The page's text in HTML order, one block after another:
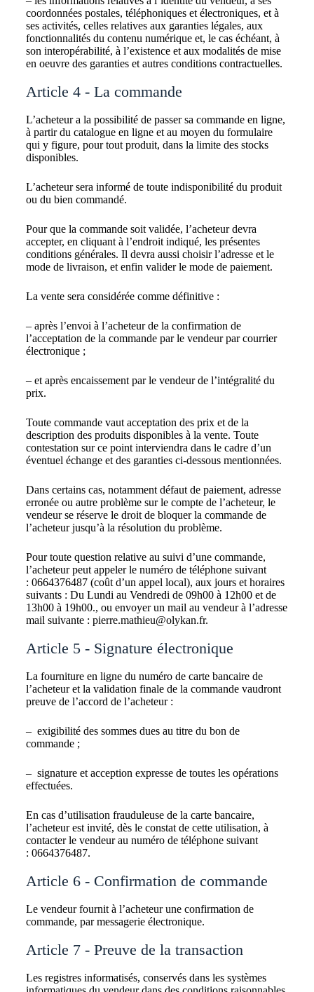
coordonnées postales, téléphoniques et électroniques, et à
ses activités, celles relatives aux garanties légales, aux
fonctionnalités du contenu numérique et, le cas échéant, à
son interopérabilité, à l’existence et aux modalités de mise
en oeuvre des garanties et autres conditions contractuelles.
Article 4 - La commande
L’acheteur a la possibilité de passer sa commande en ligne,
à partir du catalogue en ligne et au moyen du formulaire
qui y figure, pour tout produit, dans la limite des stocks
disponibles.
L’acheteur sera informé de toute indisponibilité du produit
ou du bien commandé.
Pour que la commande soit validée, l’acheteur devra
accepter, en cliquant à l’endroit indiqué, les présentes
conditions générales. Il devra aussi choisir l’adresse et le
mode de livraison, et enfin valider le mode de paiement.
La vente sera considérée comme définitive :
– après l’envoi à l’acheteur de la confirmation de
l’acceptation de la commande par le vendeur par courrier
électronique ;
– et après encaissement par le vendeur de l’intégralité du
prix.
Toute commande vaut acceptation des prix et de la
description des produits disponibles à la vente. Toute
contestation sur ce point interviendra dans le cadre d’un
éventuel échange et des garanties ci-dessous mentionnées.
Dans certains cas, notamment défaut de paiement, adresse
erronée ou autre problème sur le compte de l’acheteur, le
vendeur se réserve le droit de bloquer la commande de
l’acheteur jusqu’à la résolution du problème.
Pour toute question relative au suivi d’une commande,
l’acheteur peut appeler le numéro de téléphone suivant
: 0664376487 (coût d’un appel local), aux jours et horaires
suivants : Du Lundi au Vendredi de 09h00 à 12h00 et de
13h00 à 19h00., ou envoyer un mail au vendeur à l’adresse
mail suivante : pierre.mathieu@olykan.fr.
Article 5 - Signature électronique
La fourniture en ligne du numéro de carte bancaire de
l’acheteur et la validation finale de la commande vaudront
preuve de l’accord de l’acheteur :
– exigibilité des sommes dues au titre du bon de
commande ;
– signature et acception expresse de toutes les opérations
effectuées.
En cas d’utilisation frauduleuse de la carte bancaire,
l’acheteur est invité, dès le constat de cette utilisation, à
contacter le vendeur au numéro de téléphone suivant
: 0664376487.
Article 6 - Confirmation de commande
Le vendeur fournit à l’acheteur une confirmation de
commande, par messagerie électronique.
Article 7 - Preuve de la transaction
Les registres informatisés, conservés dans les systèmes